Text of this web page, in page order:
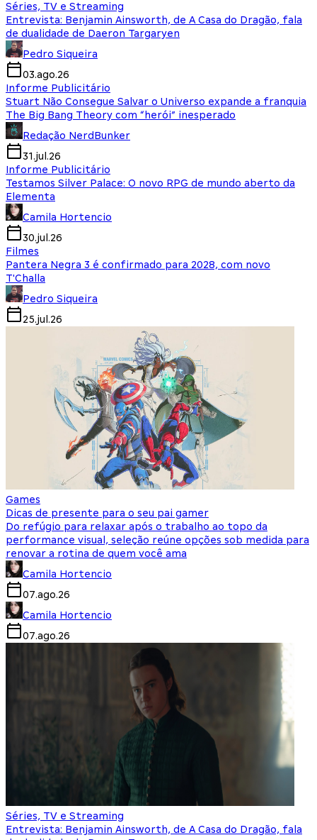
Séries, TV e Streaming
Entrevista: Benjamin Ainsworth, de A Casa do Dragão, fala
de dualidade de Daeron Targaryen
Pedro Siqueira
03.ago.26
Informe Publicitário
Stuart Não Consegue Salvar o Universo expande a franquia
The Big Bang Theory com “herói” inesperado
Redação NerdBunker
31.jul.26
Informe Publicitário
Testamos Silver Palace: O novo RPG de mundo aberto da
Elementa
Camila Hortencio
30.jul.26
Filmes
Pantera Negra 3 é confirmado para 2028, com novo
T'Challa
Pedro Siqueira
25.jul.26
Games
Dicas de presente para o seu pai gamer
Do refúgio para relaxar após o trabalho ao topo da
performance visual, seleção reúne opções sob medida para
renovar a rotina de quem você ama
Camila Hortencio
07.ago.26
Camila Hortencio
07.ago.26
Séries, TV e Streaming
Entrevista: Benjamin Ainsworth, de A Casa do Dragão, fala